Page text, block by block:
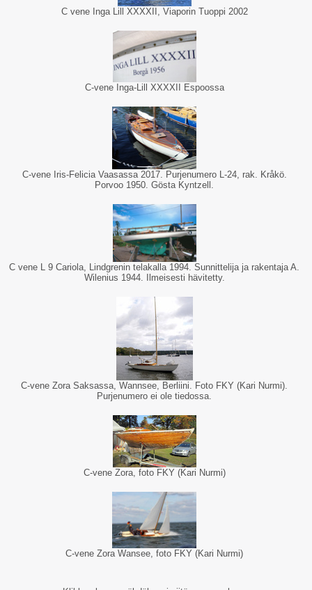
C vene Inga Lill XXXXII, Viaporin Tuoppi 2002
C-vene Inga-Lill XXXXII Espoossa
C-vene Iris-Felicia Vaasassa 2017. Purjenumero L-24, rak. Kråkö.
Porvoo 1950. Gösta Kyntzell.
C vene L 9 Cariola, Lindgrenin telakalla 1994. Sunnittelija ja rakentaja A.
Wilenius 1944. Ilmeisesti hävitetty.
C-vene Zora Saksassa, Wannsee, Berliini. Foto FKY (Kari Nurmi).
Purjenumero ei ole tiedossa.
C-vene Zora, foto FKY (Kari Nurmi)
C-vene Zora Wansee, foto FKY (Kari Nurmi)